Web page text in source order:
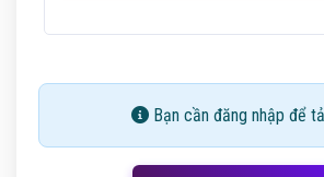
Bạn cần đăng nhập để